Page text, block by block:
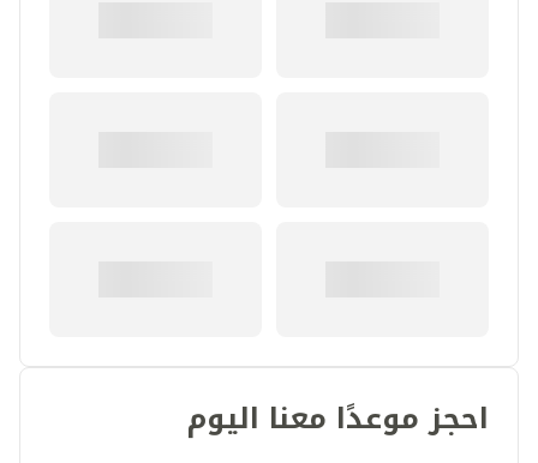
احجز موعدًا معنا اليوم